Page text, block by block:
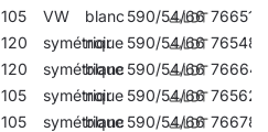
105 VW blanc 590/54/66 766510
120 symétrique
noir 590/54/66 765483
120 symétrique
blanc 590/54/66 766640
105 symétrique
noir 590/54/66 765629
105 symétrique
blanc 590/54/66 766787